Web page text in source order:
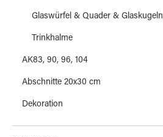
Glaswürfel & Quader & Glaskugeln
Trinkhalme
AK83, 90, 96, 104
Abschnitte 20x30 cm
Dekoration